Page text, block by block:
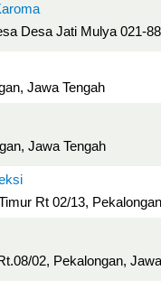
Desa Jati Mulya 021-
Jawa Tengah
Jawa Tengah
Rt 02/13,
02, Pekalongan,